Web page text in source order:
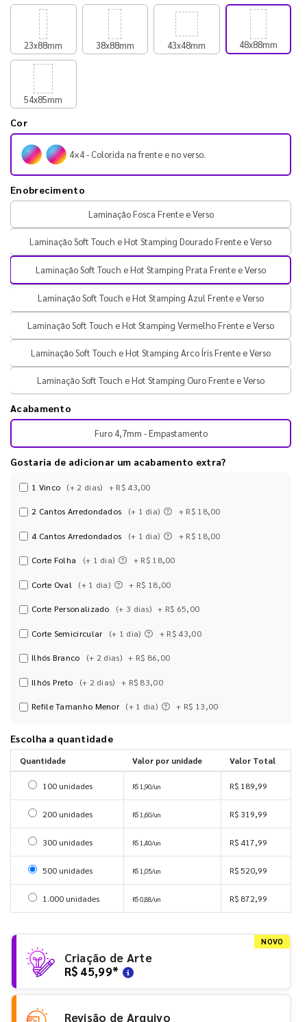
23x88mm 38x88mm 43x48mm 48x88mm
54x85mm
Cor
4×4 - Colorida na frente e no verso.
Enobrecimento
Laminação Fosca Frente e Verso
Laminação Soft Touch e Hot Stamping Dourado Frente e Verso
Laminação Soft Touch e Hot Stamping Prata Frente e Verso
Laminação Soft Touch e Hot Stamping Azul Frente e Verso
Laminação Soft Touch e Hot Stamping Vermelho Frente e Verso
Laminação Soft Touch e Hot Stamping Arco Íris Frente e Verso
Laminação Soft Touch e Hot Stamping Ouro Frente e Verso
Acabamento
Furo 4,7mm - Empastamento
Gostaria de adicionar um acabamento extra?
1 Vinco (+ 2 dias) + R$ 43,00
2 Cantos Arredondados (+ 1 dia) + R$ 18,00
4 Cantos Arredondados (+ 1 dia) + R$ 18,00
Corte Folha (+ 1 dia) + R$ 18,00
Corte Oval (+ 1 dia) + R$ 18,00
Corte Personalizado (+ 3 dias) + R$ 65,00
Corte Semicircular (+ 1 dia) + R$ 43,00
Ilhós Branco (+ 2 dias) + R$ 86,00
Ilhós Preto (+ 2 dias) + R$ 83,00
Refile Tamanho Menor (+ 1 dia) + R$ 13,00
Escolha a quantidade
Quantidade Valor por unidade Valor Total
Selecionar 100 unidades
100 unidades R$ 1,90/un R$ 189,99
Selecionar 200 unidades
200 unidades R$ 1,60/un R$ 319,99
Selecionar 300 unidades
300 unidades R$ 1,40/un R$ 417,99
Selecionar 500 unidades
500 unidades R$ 1,05/un R$ 520,99
Selecionar 1000 unidades
1.000 unidades R$ 0,88/un R$ 872,99
NOVO
Criação de Arte
R$ 45,99*
Revisão de Arquivo